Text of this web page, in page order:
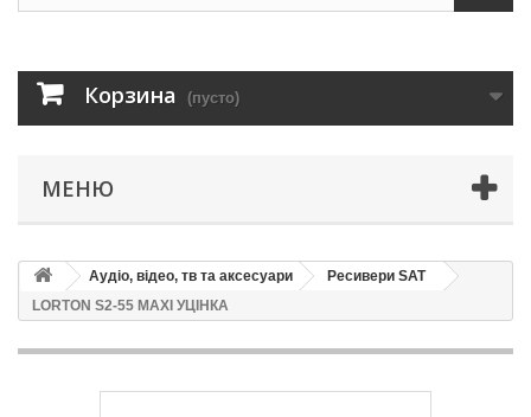
Корзина (пусто)
МЕНЮ
Аудіо, відео, тв та аксесуари
Ресивери SAT
LORTON S2-55 MAXI УЦІНКА